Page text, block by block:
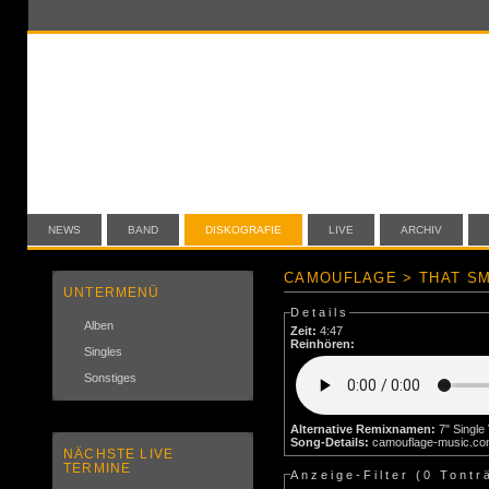
NEWS BAND DISKOGRAFIE LIVE ARCHIV
UNTERMENÜ
Alben
Singles
Sonstiges
NÄCHSTE LIVE
TERMINE
CAMOUFLAGE > THAT
Details
Zeit: 4:47
Reinhören:
Alternative Remixnamen:
Song-Details: camouflage-
Anzeige-Filter (0